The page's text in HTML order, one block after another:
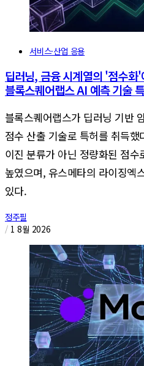
서비스·산업 응용
딥러닝, 금융 시계열의 '점수
블록스퀘어랩스 AI 예측 기술
블록스퀘어랩스가 딥러닝 기반
점수 산출 기술로 특허를 취득했
이진 분류가 아닌 정량화된 점
높였으며, 유스메타의 라이징엑
있다.
정주필
/ 1 8월 2026